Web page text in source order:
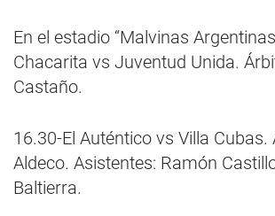
En el estadio “Malvinas
Chacarita vs Juventud Unida.
Castaño.
16.30-El Auténtico vs Villa Cubas.
Aldeco. Asistentes: Ramón
Baltierra.